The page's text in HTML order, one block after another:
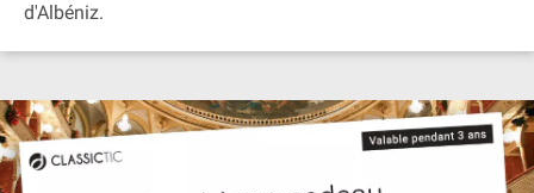
d'Albéniz.